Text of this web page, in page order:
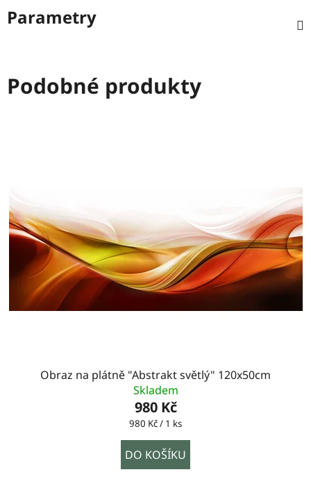
Parametry
Podobné produkty
Obraz na plátně "Abstrakt světlý" 120x50cm
Skladem
980 Kč
Měrná
980 Kč / 1 ks
DO KOŠÍKU